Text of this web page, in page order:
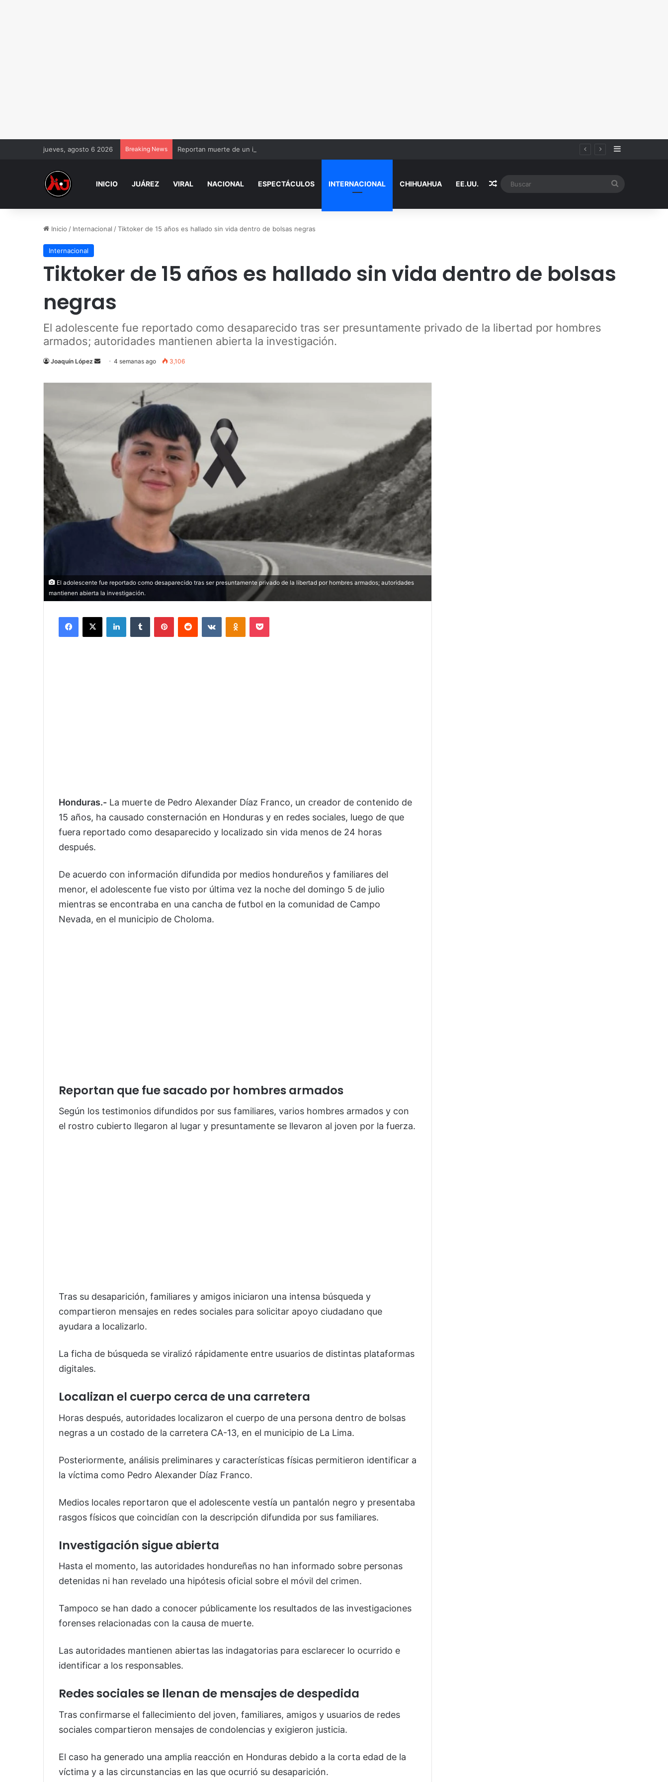
jueves, agosto 6 2026 Breaking News Reportan muerte de un interno en el Cereso Norte de Ciudad Juárez Sidebar
INICIO JUÁREZ VIRAL NACIONAL ESPECTÁCULOS INTERNACIONAL CHIHUAHUA EE.UU. Random Article
Inicio / Internacional /Tiktoker de 15 años es hallado sin vida dentro de bolsas negras
Internacional
Tiktoker de 15 años es hallado sin vida dentro de bolsas
negras
El adolescente fue reportado como desaparecido tras ser presuntamente privado de la libertad por hombres
armados; autoridades mantienen abierta la investigación.
Joaquín López
Send
email
4 semanas ago 3,106
El adolescente fue reportado como desaparecido tras ser presuntamente privado de la libertad por hombres armados; autoridades
mantienen abierta la investigación.
Facebook
X LinkedInTumblr PinterestReddit VKontakteOdnoklassniki
Pocket
Honduras.- La muerte de Pedro Alexander Díaz Franco, un creador de contenido de
15 años, ha causado consternación en Honduras y en redes sociales, luego de que
fuera reportado como desaparecido y localizado sin vida menos de 24 horas
después.
De acuerdo con información difundida por medios hondureños y familiares del
menor, el adolescente fue visto por última vez la noche del domingo 5 de julio
mientras se encontraba en una cancha de futbol en la comunidad de Campo
Nevada, en el municipio de Choloma.
Reportan que fue sacado por hombres armados
Según los testimonios difundidos por sus familiares, varios hombres armados y con
el rostro cubierto llegaron al lugar y presuntamente se llevaron al joven por la fuerza.
Tras su desaparición, familiares y amigos iniciaron una intensa búsqueda y
compartieron mensajes en redes sociales para solicitar apoyo ciudadano que
ayudara a localizarlo.
La ficha de búsqueda se viralizó rápidamente entre usuarios de distintas plataformas
digitales.
Localizan el cuerpo cerca de una carretera
Horas después, autoridades localizaron el cuerpo de una persona dentro de bolsas
negras a un costado de la carretera CA-13, en el municipio de La Lima.
Posteriormente, análisis preliminares y características físicas permitieron identificar a
la víctima como Pedro Alexander Díaz Franco.
Medios locales reportaron que el adolescente vestía un pantalón negro y presentaba
rasgos físicos que coincidían con la descripción difundida por sus familiares.
Investigación sigue abierta
Hasta el momento, las autoridades hondureñas no han informado sobre personas
detenidas ni han revelado una hipótesis oficial sobre el móvil del crimen.
Tampoco se han dado a conocer públicamente los resultados de las investigaciones
forenses relacionadas con la causa de muerte.
Las autoridades mantienen abiertas las indagatorias para esclarecer lo ocurrido e
identificar a los responsables.
Redes sociales se llenan de mensajes de despedida
Tras confirmarse el fallecimiento del joven, familiares, amigos y usuarios de redes
sociales compartieron mensajes de condolencias y exigieron justicia.
El caso ha generado una amplia reacción en Honduras debido a la corta edad de la
víctima y a las circunstancias en las que ocurrió su desaparición.